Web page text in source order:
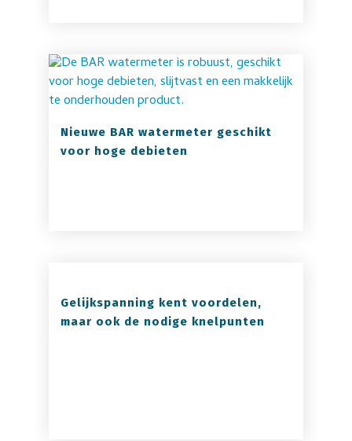
Nieuwe BAR watermeter geschikt
voor hoge debieten
Gelijkspanning kent voordelen,
maar ook de nodige knelpunten